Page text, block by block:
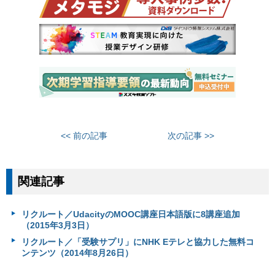
<< 前の記事 次の記事 >>
関連記事
リクルート／UdacityのMOOC講座日本語版に8講座追加
（2015年3月3日）
リクルート／「受験サプリ」にNHK Eテレと協力した無料コ
ンテンツ（2014年8月26日）